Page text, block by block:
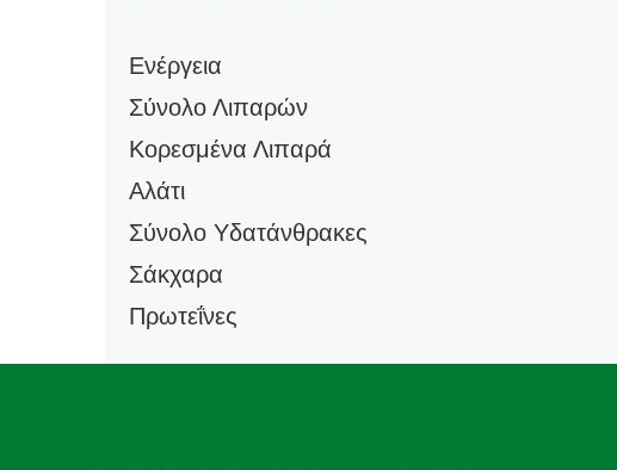
Ενέργεια
Σύνολο Λιπαρών
Κορεσμένα Λιπαρά
Αλάτι
Σύνολο Υδατάνθρακες
Σάκχαρα
Πρωτεΐνες